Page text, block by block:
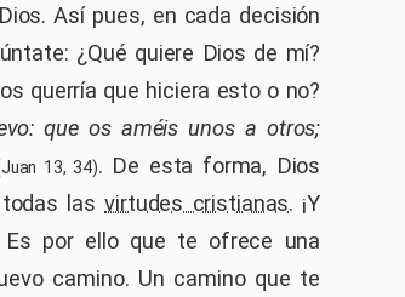
Así pues, en cada decisión
¿Qué quiere Dios de mí?
querría que hiciera esto o no?
que os améis unos a otros;
13, 34). De esta forma, Dios
todas lasvirtudes cristianas. ¡Y
Es por ello que te ofrece una
camino. Un camino que te